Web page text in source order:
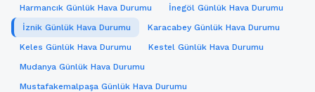
Harmancık Günlük Hava Durumu
İnegöl Günlük Hava Durumu
İznik Günlük Hava Durumu
Karacabey Günlük Hava Durumu
Keles Günlük Hava Durumu
Kestel Günlük Hava Durumu
Mudanya Günlük Hava Durumu
Mustafakemalpaşa Günlük Hava Durumu